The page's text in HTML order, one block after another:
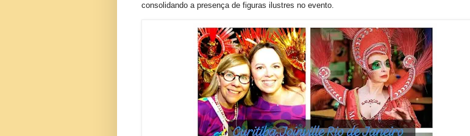
Agenda gratuito.
consolidando a presença de figuras ilustres no evento.